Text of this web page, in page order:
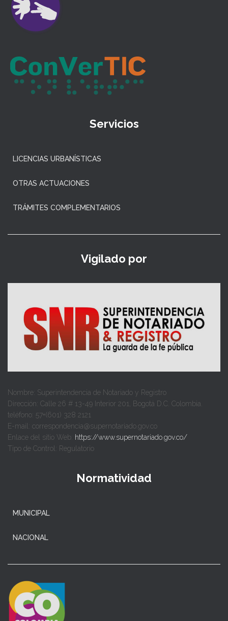
Servicios
LICENCIAS URBANÍSTICAS
OTRAS ACTUACIONES
TRÁMITES COMPLEMENTARIOS
Vigilado por
Nombre: Superintendencia de Notariado y Registro
Dirección: Calle 26 # 13-49 Interior 201, Bogotá D.C. Colombia.
teléfono: 57+(601) 328 2121
E-mail: correspondencia@supernotariado.gov.co
Enlace del sitio Web: https://www.supernotariado.gov.co/
Tipo de Control: Regulatorio
Normatividad
MUNICIPAL
NACIONAL